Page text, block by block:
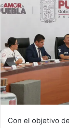
Con el objetivo